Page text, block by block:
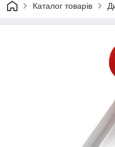
Каталог товарів